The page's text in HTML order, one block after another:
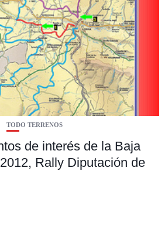
TODO TERRENOS
de interés de la Baja
Rally Diputación de